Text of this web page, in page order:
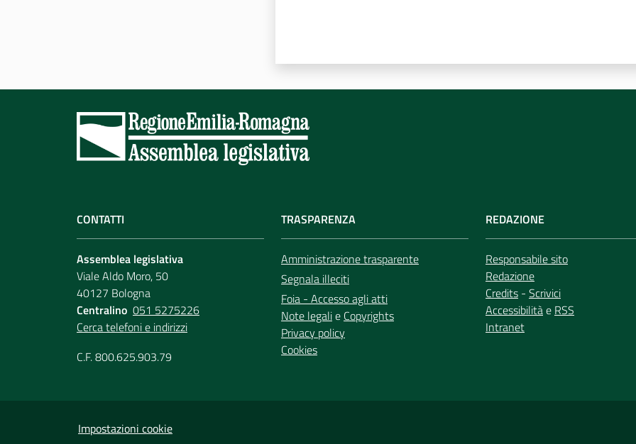
CONTATTI
Assemblea legislativa
Viale Aldo Moro, 50
40127 Bologna
Centralino 051 5275226
Cerca telefoni e indirizzi
C.F. 800.625.903.79
TRASPARENZA
Amministrazione trasparente
Segnala illeciti
Foia - Accesso agli atti
Note legalie Copyrights
Privacy policy
Cookies
REDAZIONE
Responsabile sito
Redazione
Credits - Scrivici
Accessibilitàe RSS
Intranet
Impostazioni cookie